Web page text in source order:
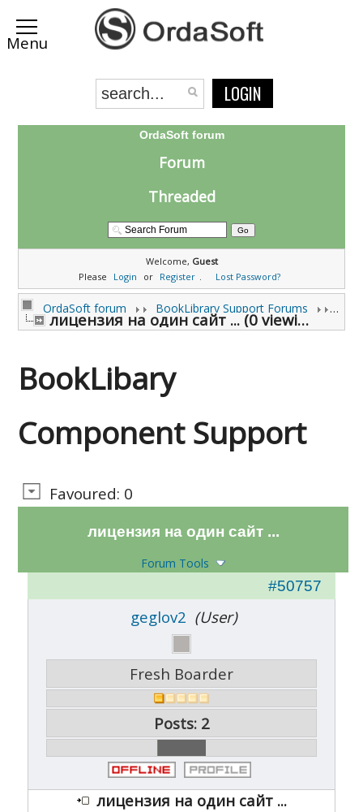
LOGIN
OrdaSoft forum
Forum
Threaded
Welcome, Guest
Please
Login or Register . Lost Password?
OrdaSoft forum BookLibrary Support Forums
лицензия на один сайт ... (0 viewing)
BookLibary
Component Support
Favoured: 0
лицензия на один сайт ...
Forum Tools
#50757
geglov2 (User)
Fresh Boarder
Posts: 2
лицензия на один сайт ...